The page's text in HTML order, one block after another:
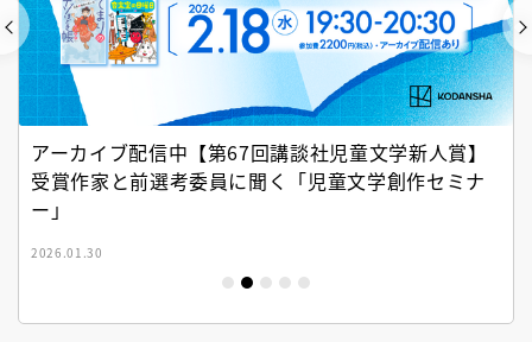
アーカイブ配信中【第67回講談社児童文学新人賞】
受賞作家と前選考委員に聞く「児童文学創作セミナ
ー」
2026.01.30